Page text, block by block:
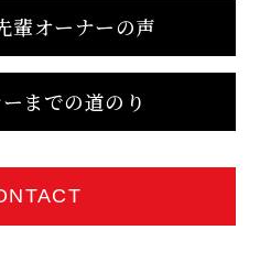
輩オーナーの声
までの道のり